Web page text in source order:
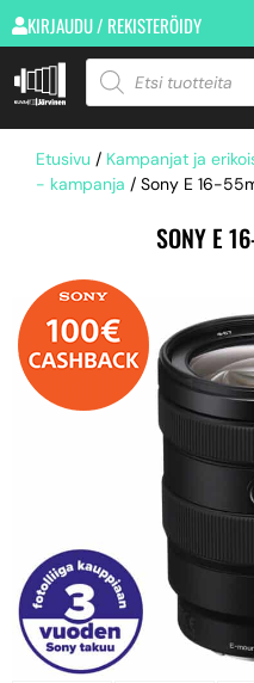
KIRJAUDU / REKISTERÖIDY
Etusivu / Kampanjat ja
- kampanja / Sony E 16-
SONY E